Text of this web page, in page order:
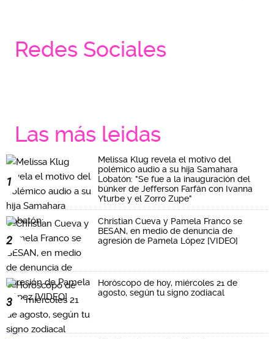
Redes Sociales
Las más leidas
1
Melissa Klug revela el motivo del
polémico audio a su hija Samahara
Lobatón: "Se fue a la inauguración del
búnker de Jefferson Farfán con Ivanna
Yturbe y el Zorro Zupe"
2
Christian Cueva y Pamela Franco se
BESAN, en medio de denuncia de
agresión de Pamela López [VIDEO]
3
Horóscopo de hoy, miércoles 21 de
agosto, según tu signo zodiacal